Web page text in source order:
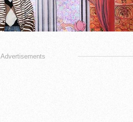
Advertisements